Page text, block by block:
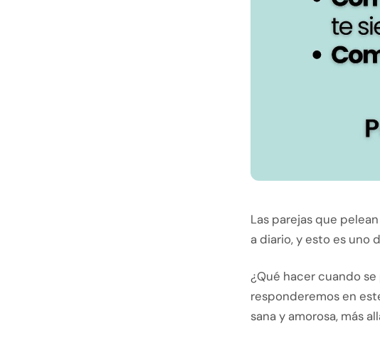
Las parejas que
a diario, y esto es uno
¿Qué hacer cuando
responderemos en
sana y amorosa, más